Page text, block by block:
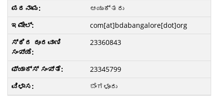
ಆಯುಕ್ತರು
com[at]bdabangalore[dot]org
23360843
23345799
ಬೆಂಗಳೂರು